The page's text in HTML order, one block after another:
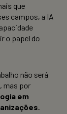
que
campos, a IA
o papel do
não será
mas por
em